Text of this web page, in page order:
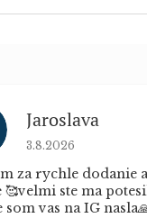
Jaroslava
Hodnocení
3.8.2026
za rychle dodanie
🥰velmi ste ma
som vas na IG